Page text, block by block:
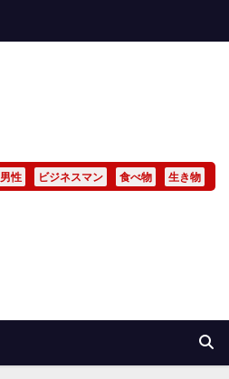
男性 ビジネスマン 食べ物 生き物